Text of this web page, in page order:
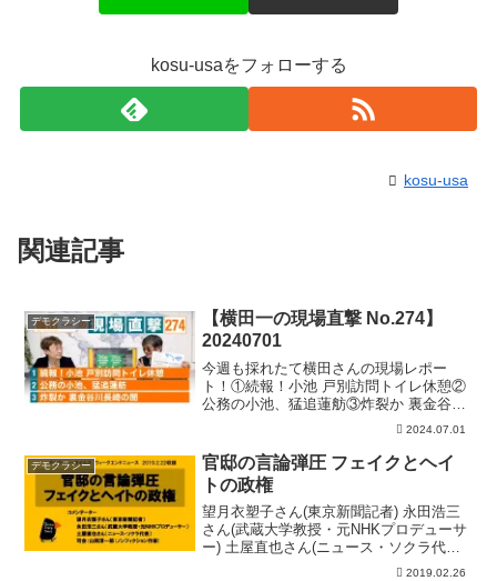
kosu-usaをフォローする
kosu-usa
関連記事
デモクラシー
【横田一の現場直撃 No.274】
20240701
今週も採れたて横田さんの現場レポー
ト！①続報！小池 戸別訪問トイレ休憩②
公務の小池、猛追蓮舫③炸裂か 裏金谷川
長崎の闇2024年7月1日 生配信横田一の
現場直撃200回記念 手ぬぐい発売サイト
はこちら！......................
2024.07.01
デモクラシー
官邸の言論弾圧 フェイクとヘイ
トの政権
望月衣塑子さん(東京新聞記者) 永田浩三
さん(武蔵大学教授・元NHKプロデューサ
ー) 土屋直也さん(ニュース・ソクラ代表)
司会:山岡淳一郎(ノンフィクション作家)
2019.02.26